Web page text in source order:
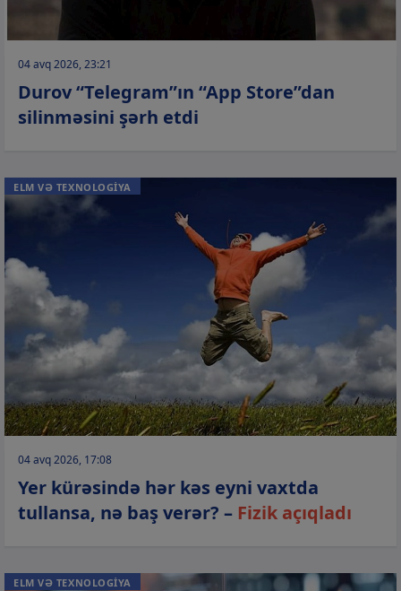
04 avq 2026, 23:21
Durov “Telegram”ın “App Store”dan
silinməsini şərh etdi
ELM VƏ TEXNOLOGİYA
04 avq 2026, 17:08
Yer kürəsində hər kəs eyni vaxtda
tullansa, nə baş verər? – Fizik açıqladı
ELM VƏ TEXNOLOGİYA